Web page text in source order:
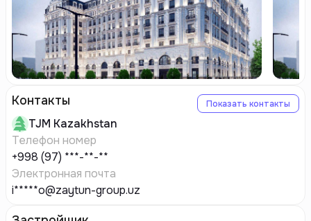
Контакты Показать контакты
TJM Kazakhstan
Телефон номер
+998 (97) ***-**-**
Электронная почта
i*****o@zaytun-group.uz